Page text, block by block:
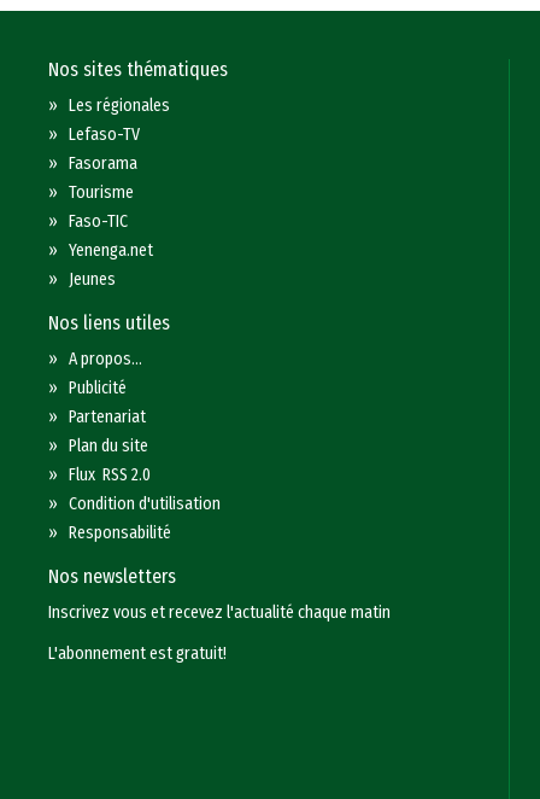
Nos sites thématiques
»Les régionales
»Lefaso-TV
»Fasorama
»Tourisme
»Faso-TIC
»Yenenga.net
» Jeunes
Nos liens utiles
»A propos...
»Publicité
»Partenariat
»Plan du site
»Flux RSS 2.0
»Condition d'utilisation
»Responsabilité
Nos newsletters
Inscrivez vous et recevez l'actualité chaque matin
L'abonnement est gratuit!